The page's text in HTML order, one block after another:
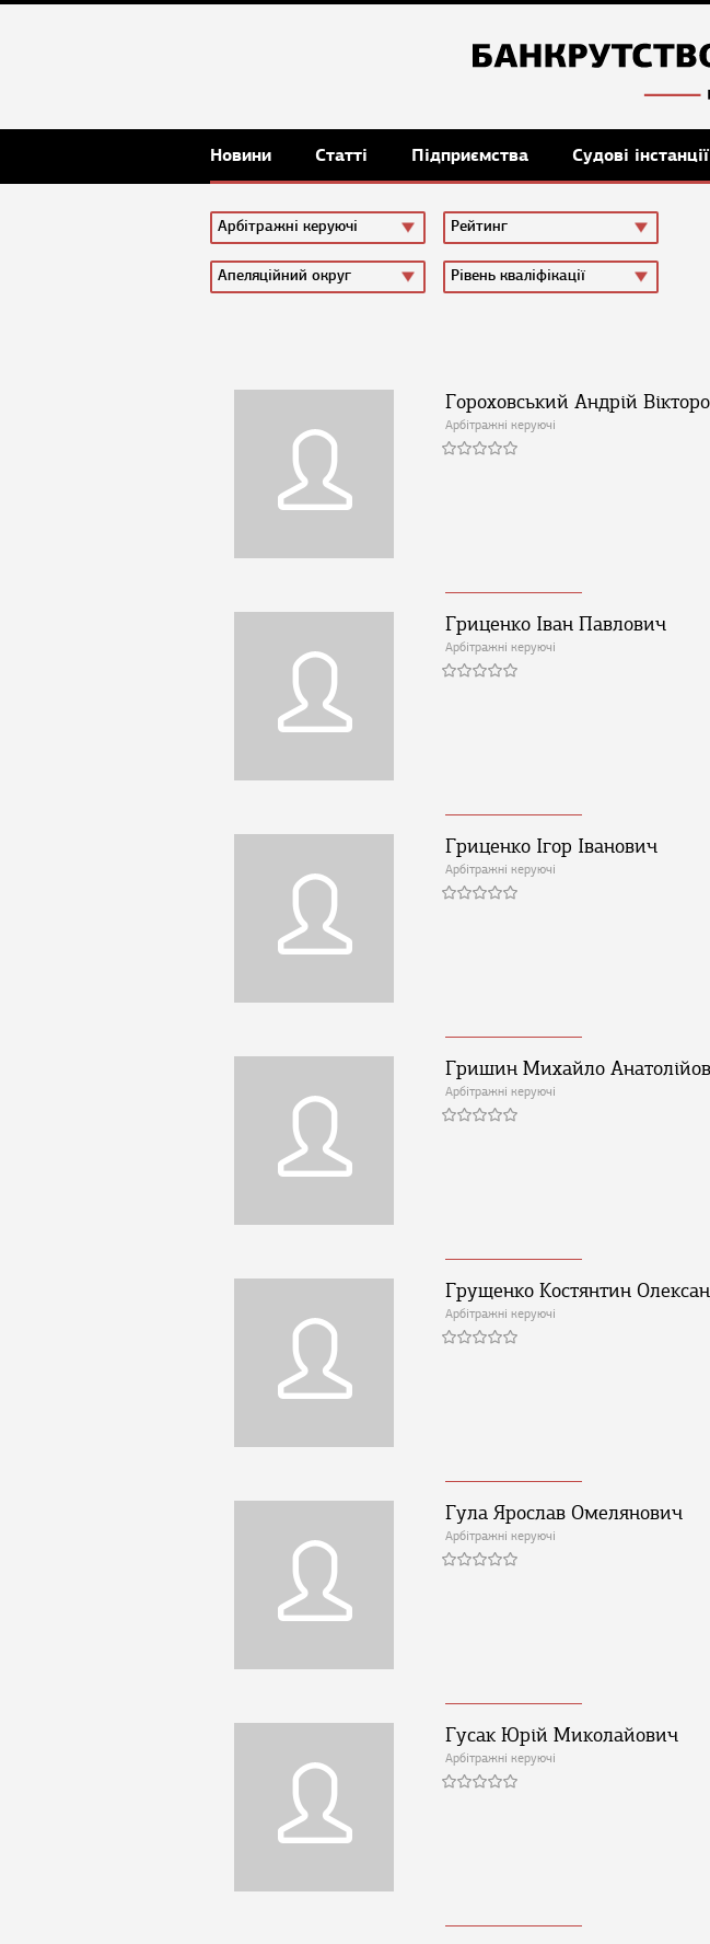
Новини Статті Підприємства Судові інстанції
Арбітражні керуючі Рейтинг
Апеляційний округ Рівень кваліфікації
Гороховський Андрій
Арбітражні керуючі
Гриценко Іван Павлович
Арбітражні керуючі
Гриценко Ігор Іванович
Арбітражні керуючі
Гришин Михайло
Арбітражні керуючі
Грущенко Костянтин
Арбітражні керуючі
Гула Ярослав Омелянович
Арбітражні керуючі
Гусак Юрій Миколайович
Арбітражні керуючі